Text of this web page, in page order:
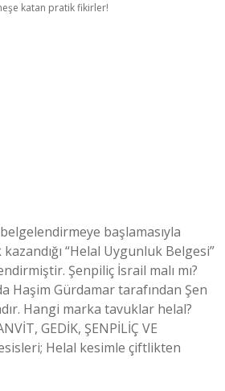
katan pratik fikirler!
başlamasıyla
“Helal Uygunluk Belgesi”
Şenpiliç İsrail malı mı?
Haşim Gürdamar tarafından Şen
Hangi marka tavuklar helal?
GEDİK, ŞENPİLİÇ VE
Helal kesimle çiftlikten